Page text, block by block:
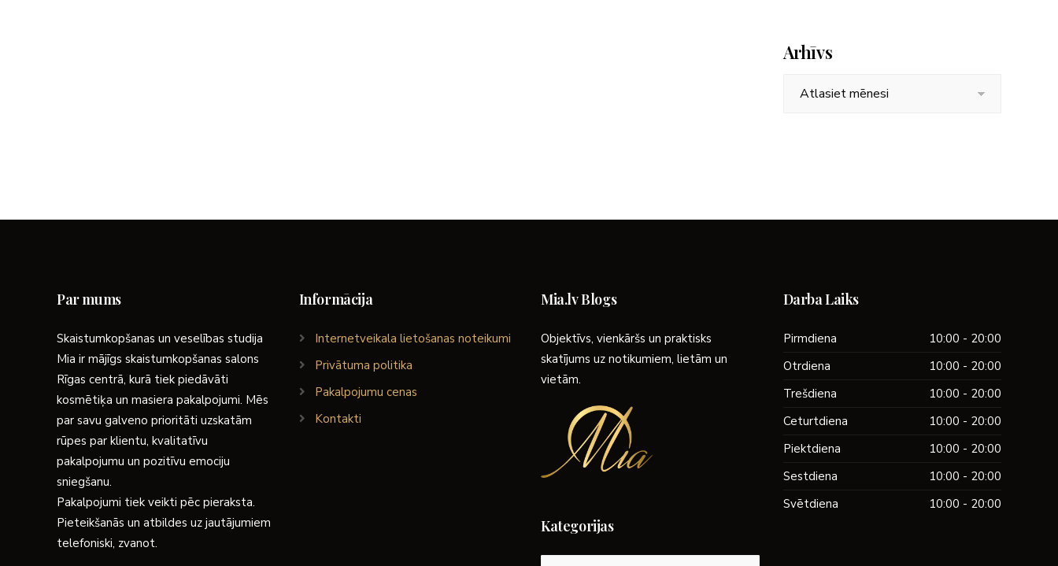
Arhīvs
Par mums
Skaistumkopšanas un veselības studija
Mia ir mājīgs skaistumkopšanas salons
Rīgas centrā, kurā tiek piedāvāti
kosmētiķa un masiera pakalpojumi. Mēs
par savu galveno prioritāti uzskatām
rūpes par klientu, kvalitatīvu
pakalpojumu un pozitīvu emociju
sniegšanu.
Pakalpojumi tiek veikti pēc pieraksta.
Pieteikšanās un atbildes uz jautājumiem
telefoniski, zvanot.
Informācija
Internetveikala lietošanas noteikumi
Privātuma politika
Pakalpojumu cenas
Kontakti
Mia.lv Blogs
Objektīvs, vienkāršs un praktisks
skatījums uz notikumiem, lietām un
vietām.
Kategorijas
Darba Laiks
Pirmdiena
10:00 - 20:00
Otrdiena
10:00 - 20:00
Trešdiena
10:00 - 20:00
Ceturtdiena
10:00 - 20:00
Piektdiena
10:00 - 20:00
Sestdiena
10:00 - 20:00
Svētdiena
10:00 - 20:00